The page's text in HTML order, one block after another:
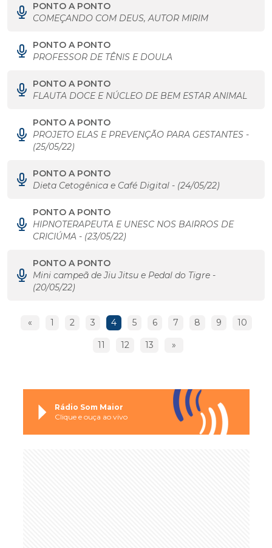
PONTO A PONTO
COMEÇANDO COM DEUS, AUTOR MIRIM
PONTO A PONTO
PROFESSOR DE TÊNIS E DOULA
PONTO A PONTO
FLAUTA DOCE E NÚCLEO DE BEM ESTAR ANIMAL
PONTO A PONTO
PROJETO ELAS E PREVENÇÃO PARA GESTANTES -
(25/05/22)
PONTO A PONTO
Dieta Cetogênica e Café Digital - (24/05/22)
PONTO A PONTO
HIPNOTERAPEUTA E UNESC NOS BAIRROS DE
CRICIÚMA - (23/05/22)
PONTO A PONTO
Mini campeã de Jiu Jitsu e Pedal do Tigre -
(20/05/22)
« 1 2 3 4 5 6 7 8 9 10
11 12 13 »
Rádio Som Maior
Clique e ouça ao vivo